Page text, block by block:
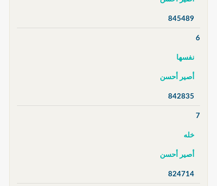
845489
6
نفسها
أصير أحسن
842835
7
خله
أصير أحسن
824714